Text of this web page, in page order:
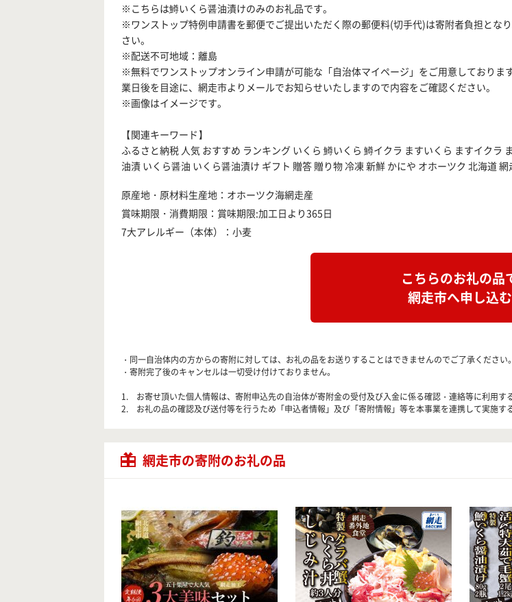
※こちらは鱒いくら醤油漬けのみのお礼品です。
※ワンストップ特例申請書を郵便でご提出いただく際の郵便料(切手代)は寄附者負担とな
さい。
※配送不可地域：離島
※無料でワンストップオンライン申請が可能な「自治体マイページ」をご用意しておりま
業日後を目途に、網走市よりメールでお知らせいたしますので内容をご確認ください。
※画像はイメージです。
【関連キーワード】
ふるさと納税 人気 おすすめ ランキング いくら 鱒いくら 鱒イクラ ますいくら ますイクラ
油漬 いくら醤油 いくら醤油漬け ギフト 贈答 贈り物 冷凍 新鮮 かにや オホーツク 北海道
原産地・原材料生産地：オホーツク海網走産
賞味期限・消費期限：賞味期限:加工日より365日
7大アレルギー（本体）：小麦
こちらのお礼の品
網走市へ申し込む
・同一自治体内の方からの寄附に対しては、お礼の品をお送りすることはできませんのでご了承ください。
・寄附完了後のキャンセルは一切受け付けておりません。
1. お寄せ頂いた個人情報は、寄附申込先の自治体が寄附金の受付及び入金に係る確認・連絡等に利用す
2. お礼の品の確認及び送付等を行うため「申込者情報」及び「寄附情報」等を本事業を連携して実施す
網走市の寄附のお礼の品